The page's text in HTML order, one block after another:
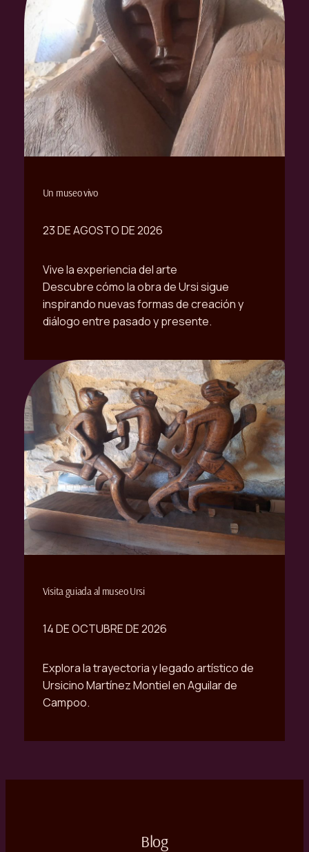
Un museo vivo
23 DE AGOSTO DE 2026
Vive la experiencia del arte
Descubre cómo la obra de Ursi sigue
inspirando nuevas formas de creación y
diálogo entre pasado y presente.
Visita guiada al museo Ursi
14 DE OCTUBRE DE 2026
Explora la trayectoria y legado artístico de
Ursicino Martínez Montiel en Aguilar de
Campoo.
Blog